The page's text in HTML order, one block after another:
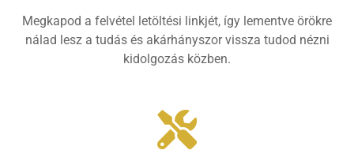
Megkapod a felvétel letöltési linkjét, így lementve örökre
nálad lesz a tudás és akárhányszor vissza tudod nézni
kidolgozás közben.